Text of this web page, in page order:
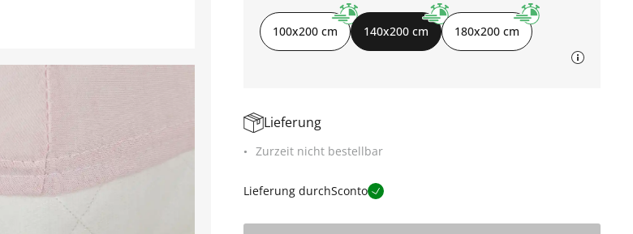
100x200 cm 140x200 cm 180x200 cm
Lieferung
Zurzeit nicht bestellbar
Lieferung durchSconto